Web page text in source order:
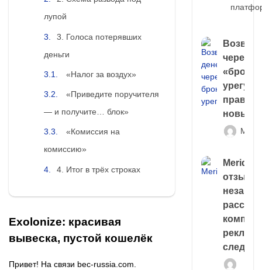
лупой
3. Голоса потерявших
деньги
«Налог за воздух»
«Приведите поручителя
— и получите… блок»
«Комиссия на
комиссию»
4. Итог в трёх строках
Exolonize: красивая
вывеска, пустой кошелёк
Привет! На связи bec‑russia.com.
через
правда
новый
следа